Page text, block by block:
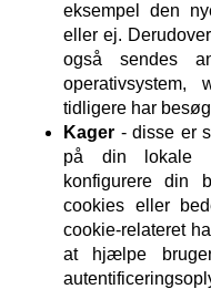
eksempel den
eller ej.
også sendes
tidligere har
Kager - disse er
på din lokale
konfigurere din
cookies eller
cookie-relateret
at hjælpe